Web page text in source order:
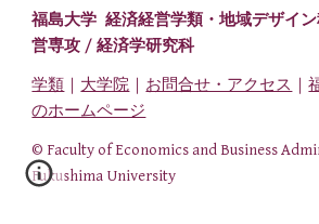
福島大学 経済経営学類・地域デザイ
営専攻 / 経済学研究科
学類 大学院 お問合せ・アクセス ｜
のホームページ
© Faculty of Economics and Business
Fukushima University